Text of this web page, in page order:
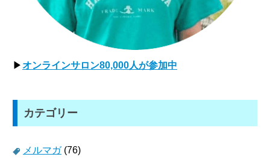
▶オンラインサロン80,000人が参加中
カテゴリー
メルマガ(76)